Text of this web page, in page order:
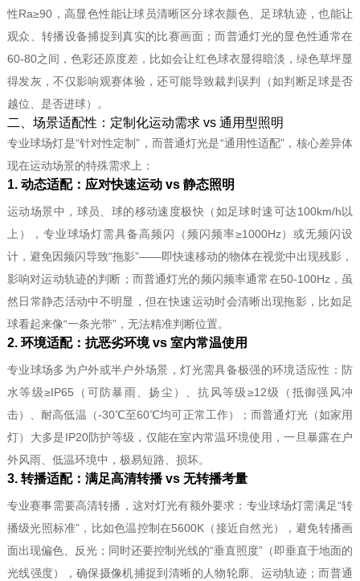
性Ra≥90，高显色性能让球员清晰区分球衣颜色、足球轨迹，也能让
观众、转播设备捕捉到真实的比赛画面；而普通灯光的显色性通常在
60-80之间，色彩还原度差，比如会让红色球衣显得暗淡，绿色草坪显
得发灰，不仅影响观赛体验，还可能导致裁判误判（如判断足球是否
越位、是否进球）。
二、场景适配性：定制化运动需求 vs 通用型照明
专业球场灯是“针对性定制”，而普通灯光是“通用性适配”，核心差异体
现在运动场景的特殊需求上：
1. 动态适配：应对快速运动 vs 静态照明
运动场景中，球员、球的移动速度极快（如足球时速可达100km/h以
上），专业球场灯需具备高频闪 （频闪频率≥1000Hz）或无频闪设
计，避免因频闪导致“拖影”——即快速移动的物体在视觉中出现残影，
影响对运动轨迹的判断；而普通灯光的频闪频率通常在50-100Hz，虽
然日常静态活动中不明显，但在快速运动时会清晰出现拖影，比如足
球看起来像“一条光带”，无法精准判断位置。
2. 环境适配：抗恶劣环境 vs 室内常温使用
专业球场多为户外或半户外场景，灯光需具备极强的环境适应性：防
水等级≥IP65（可防暴雨、扬尘）、抗风等级≥12级（抵御强风冲
击）、耐高低温（-30℃至60℃均可正常工作）；而普通灯光（如家用
灯）大多是IP20防护等级，仅能在室内常温环境使用，一旦暴露在户
外风雨、低温环境中，极易短路、损坏。
3. 转播适配：满足高清转播 vs 无转播考量
专业赛事需要高清转播，这对灯光有额外要求：专业球场灯需满足“转
播级光照标准”，比如色温控制在5600K（接近自然光），避免转播画
面出现偏色、反光；同时还要控制光线的“垂直照度”（即垂直于地面的
光线强度），确保摄像机捕捉到清晰的人物轮廓、运动轨迹；而普通